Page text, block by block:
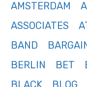
AMSTERDAM
ASSOCIATES
BAND
BERLIN
BET
BLACK
BLOG